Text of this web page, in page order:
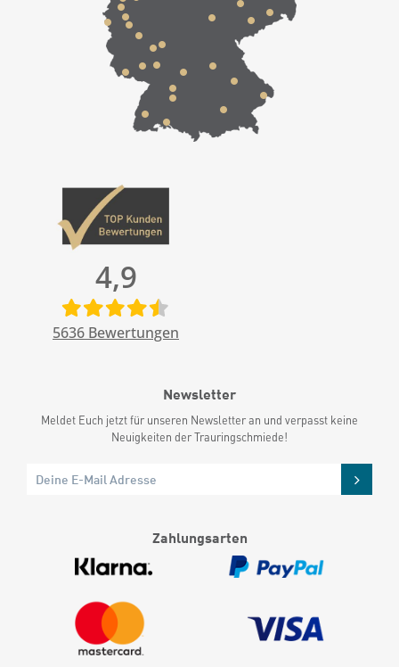
4,9
5636 Bewertungen
Newsletter
Meldet Euch jetzt für unseren Newsletter an und verpasst keine
Neuigkeiten der Trauringschmiede!
Zahlungsarten